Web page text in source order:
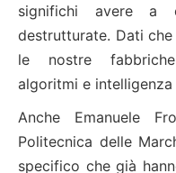
significhi avere a
destrutturate. Dati
le nostre fabbriche
algoritmi e intelligenza
Anche Emanuele
Politecnica delle
specifico che già